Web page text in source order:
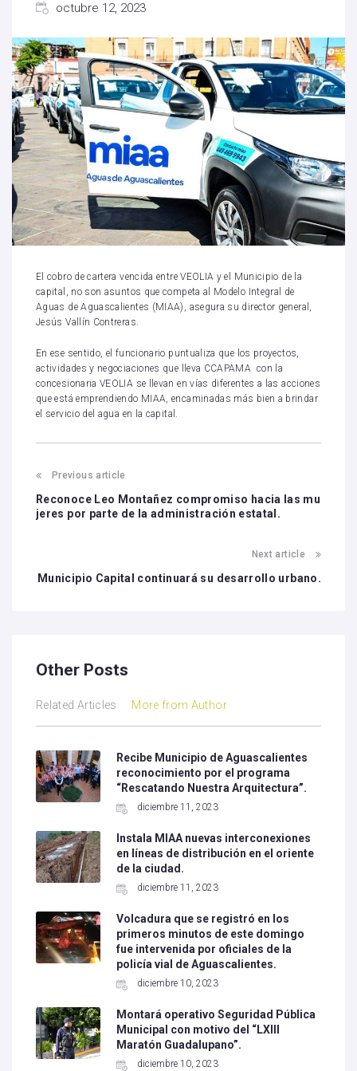
octubre 12, 2023
El cobro de cartera vencida entre VEOLIA y el Municipio de la
capital, no son asuntos que competa al Modelo Integral de
Aguas de Aguascalientes (MIAA), asegura su director general,
Jesús Vallín Contreras.
En ese sentido, el funcionario puntualiza que los proyectos,
actividades y negociaciones que lleva CCAPAMA con la
concesionaria VEOLIA se llevan en vías diferentes a las acciones
que está emprendiendo MIAA, encaminadas más bien a brindar
el servicio del agua en la capital.
Previous article
Reconoce Leo Montañez compromiso hacia las mu
jeres por parte de la administración estatal.
Next article
Municipio Capital continuará su desarrollo urbano.
Other Posts
Related Articles More from Author
Recibe Municipio de Aguascalientes
reconocimiento por el programa
“Rescatando Nuestra Arquitectura”.
diciembre 11, 2023
Instala MIAA nuevas interconexiones
en líneas de distribución en el oriente
de la ciudad.
diciembre 11, 2023
Volcadura que se registró en los
primeros minutos de este domingo
fue intervenida por oficiales de la
policía vial de Aguascalientes.
diciembre 10, 2023
Montará operativo Seguridad Pública
Municipal con motivo del “LXIII
Maratón Guadalupano”.
diciembre 10, 2023